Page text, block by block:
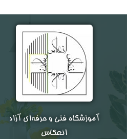
آموزشگاه فنی و حرفه‌ای آزاد
انعکاس